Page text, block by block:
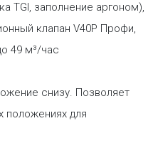
TGI, заполнение аргоном),
клапан V40P Профи,
49 м³/час
снизу. Позволяет
положениях для